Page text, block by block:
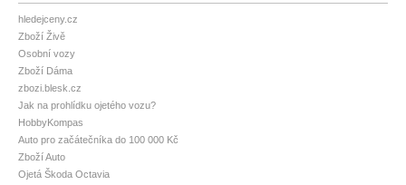
hledejceny.cz
Zboží Živě
Osobní vozy
Zboží Dáma
zbozi.blesk.cz
Jak na prohlídku ojetého vozu?
HobbyKompas
Auto pro začátečníka do 100 000 Kč
Zboží Auto
Ojetá Škoda Octavia